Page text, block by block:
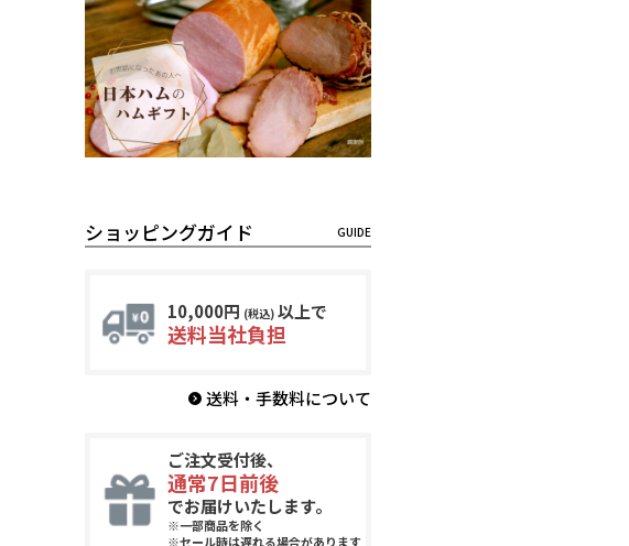
ショッピングガイド
10,000円 (税込) 以上で
送料当社負担
送料・手数料について
ご注文受付後、
通常7日前後
でお届けいたします。
※一部商品を除く
※セール時は遅れる場合があります